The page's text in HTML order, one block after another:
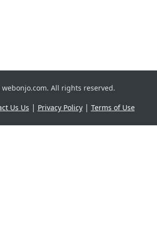
All rights reserved.
Us Us | Privacy Policy| Terms of Use